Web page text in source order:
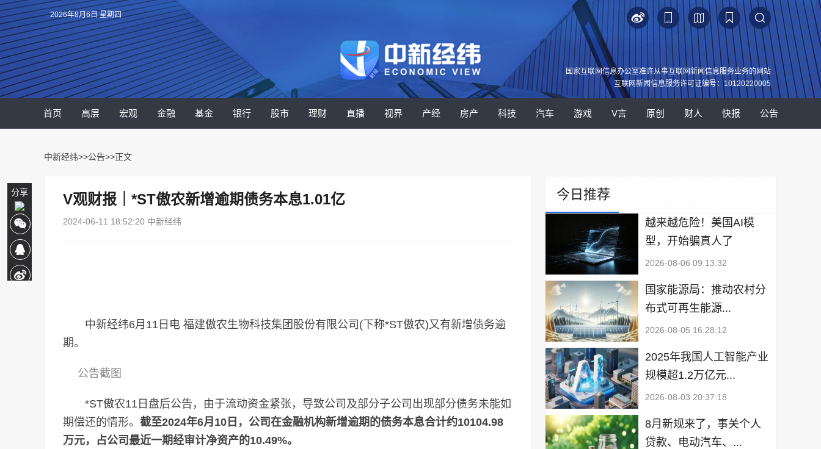
分享
2026年8月6日 星期四
国家互联网信息办公室准许从事互联网新闻信息服务业务的网站
互联网新闻信息服务许可证编号：10120220005
首页 高层 宏观 金融 基金 银行 股市 理财 直播 视界 产经 房产 科技 汽车 游戏 V言 原创 财人 快报 公告
中新经纬>>公告>>正文
V观财报｜*ST傲农新增逾期债务本息1.01亿
2024-06-11 18:52:20 中新经纬
中新经纬6月11日电 福建傲农生物科技集团股份有限公司(下称*ST傲农)又有新增债务逾
期。
公告截图
*ST傲农11日盘后公告，由于流动资金紧张，导致公司及部分子公司出现部分债务未能如
期偿还的情形。 截至2024年6月10日，公司在金融机构新增逾期的债务本息合计约10104.98
万元，占公司最近一期经审计净资产的10.49%。
今日推荐
越来越危险！美国AI模
型，开始骗真人了
2026-08-06 09:13:32
国家能源局：推动农村分
布式可再生能源...
2026-08-05 16:28:12
2025年我国人工智能产业
规模超1.2万亿元...
2026-08-03 20:37:18
8月新规来了，事关个人
贷款、电动汽车、...